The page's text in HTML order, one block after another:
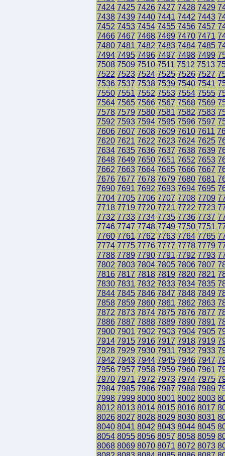
7424 7425 7426 7427 7428 7429
7438 7439 7440 7441 7442 7443
7452 7453 7454 7455 7456 7457
7466 7467 7468 7469 7470 7471
7480 7481 7482 7483 7484 7485
7494 7495 7496 7497 7498 7499
7508 7509 7510 7511 7512 7513
7522 7523 7524 7525 7526 7527
7536 7537 7538 7539 7540 7541
7550 7551 7552 7553 7554 7555
7564 7565 7566 7567 7568 7569
7578 7579 7580 7581 7582 7583
7592 7593 7594 7595 7596 7597
7606 7607 7608 7609 7610 7611
7620 7621 7622 7623 7624 7625
7634 7635 7636 7637 7638 7639
7648 7649 7650 7651 7652 7653
7662 7663 7664 7665 7666 7667
7676 7677 7678 7679 7680 7681
7690 7691 7692 7693 7694 7695
7704 7705 7706 7707 7708 7709
7718 7719 7720 7721 7722 7723
7732 7733 7734 7735 7736 7737
7746 7747 7748 7749 7750 7751
7760 7761 7762 7763 7764 7765
7774 7775 7776 7777 7778 7779
7788 7789 7790 7791 7792 7793
7802 7803 7804 7805 7806 7807
7816 7817 7818 7819 7820 7821
7830 7831 7832 7833 7834 7835
7844 7845 7846 7847 7848 7849
7858 7859 7860 7861 7862 7863
7872 7873 7874 7875 7876 7877
7886 7887 7888 7889 7890 7891
7900 7901 7902 7903 7904 7905
7914 7915 7916 7917 7918 7919
7928 7929 7930 7931 7932 7933
7942 7943 7944 7945 7946 7947
7956 7957 7958 7959 7960 7961
7970 7971 7972 7973 7974 7975
7984 7985 7986 7987 7988 7989
7998 7999 8000 8001 8002 8003
8012 8013 8014 8015 8016 8017
8026 8027 8028 8029 8030 8031
8040 8041 8042 8043 8044 8045
8054 8055 8056 8057 8058 8059
8068 8069 8070 8071 8072 8073